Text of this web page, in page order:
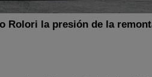
Rolori la presión de la